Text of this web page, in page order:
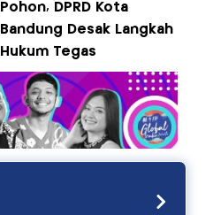
Pohon, DPRD Kota
Bandung Desak Langkah
Hukum Tegas